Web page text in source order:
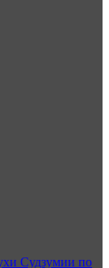
Судзумии по